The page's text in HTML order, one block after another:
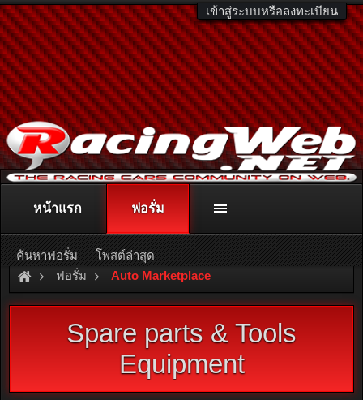
เข้าสู่ระบบหรือลงทะเบียน
ติดต่อลงโฆษณา racingweb@gmail.comหรือโทร. 081-811-1138
หรืออ่านรายละเอียดเพิ่มเติม คลิกที่นี่
ฟอรั่ม Auto Marketplace
Spare parts & Tools
Equipment
หน้าแรก ฟอรั่ม
ค้นหาฟอรั่ม โพสต์ล่าสุด